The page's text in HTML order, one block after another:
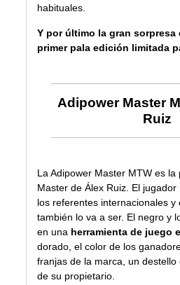
habituales.
Y por último la gran sorpresa
primer pala edición limitada
Adipower Master
Ruiz
LaAdipower Master MTW es la
Master de Álex Ruiz. El
los referentes internacionales y
también lo va a ser. El negro y
en una herramienta de juego
dorado, el color de los
franjas de la marca, un
de su propietario.